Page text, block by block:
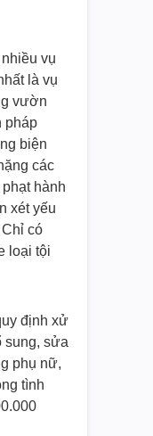
vụ
là vụ
vườn
pháp
biện
các
hành
xét yếu
có
loại tội
định xử
sung, sửa
phụ nữ,
tình